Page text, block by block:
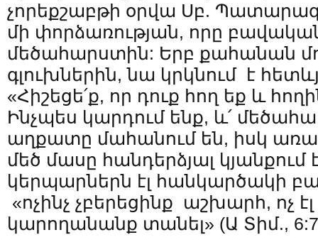
չորեքշաբթի օրվա Սբ.
մի փորձառության, որը
մեծահարստին: Երբ քահանան
գլուխներին, նա կրկնում է
«Հիշեցե՛ք, որ դուք հող եք և
Ինչպես կարդում ենք, և՛
աղքատը մահանում են, իսկ
մեծ մասը հանդերձյալ կյանքում
կերպարներն էլ հանկարծակի
«ոչինչ չբերեցինք աշխարհ, ոչ
կարողանանք տանել» (Ա Տիմ.,